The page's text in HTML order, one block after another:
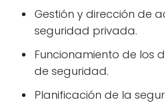
Gestión y dirección de
seguridad privada.
Funcionamiento de los
de seguridad.
Planificación de la